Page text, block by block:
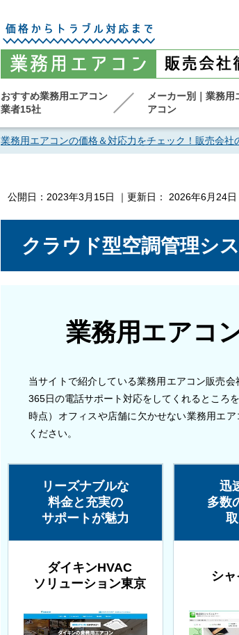
おすすめ業務用エアコン
業者15社
メーカー別｜業務用
アコン
業務用エアコンの価格＆対応力をチェック！販売会社
公開日： 2023年3月15日 ｜更新日： 2026年6月24日
クラウド型空調管理シ
業務用エアコ
当サイトで紹介している業務用エアコン販売
365日の電話サポート対応をしてくれるところ
時点）オフィスや店舗に欠かせない業務用エ
ください。
リーズナブルな
料金と充実の
サポートが魅力
ダイキンHVAC
ソリューション東京
迅
多数
シ